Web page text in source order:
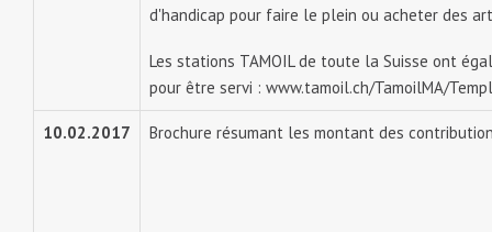
d'handicap pour faire le plein ou acheter des
Les stations TAMOIL de toute la Suisse ont
pour être servi : www.tamoil.ch/TamoilMA/
10.02.2017 Brochure résumant les montant des